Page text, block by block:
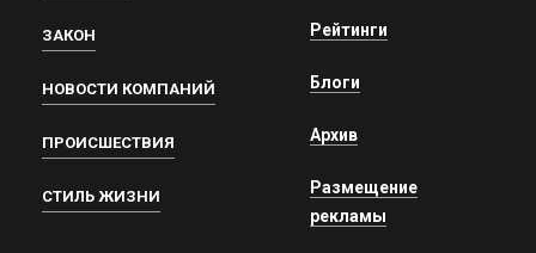
ЗАКОН
НОВОСТИ КОМПАНИЙ
ПРОИСШЕСТВИЯ
СТИЛЬ ЖИЗНИ
Рейтинги
Блоги
Архив
Размещение
рекламы